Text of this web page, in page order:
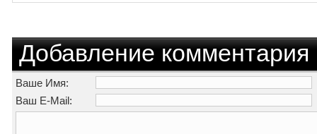
Добавление комментария
Ваше Имя:
Ваш E-Mail: